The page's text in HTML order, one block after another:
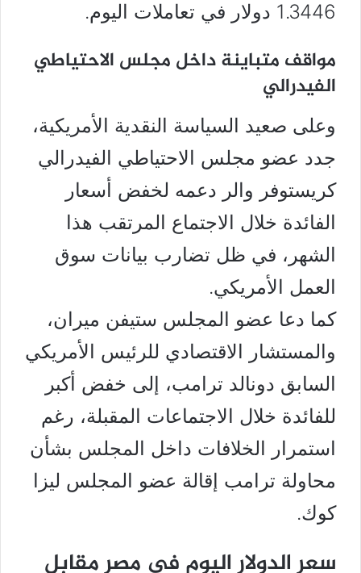
1.3446 دولار في تعاملات اليوم.
مواقف متباينة داخل مجلس الاحتياطي
الفيدرالي
وعلى صعيد السياسة النقدية الأمريكية،
جدد عضو مجلس الاحتياطي الفيدرالي
كريستوفر والر دعمه لخفض أسعار
الفائدة خلال الاجتماع المرتقب هذا
الشهر، في ظل تضارب بيانات سوق
العمل الأمريكي.
كما دعا عضو المجلس ستيفن ميران،
والمستشار الاقتصادي للرئيس الأمريكي
السابق دونالد ترامب، إلى خفض أكبر
للفائدة خلال الاجتماعات المقبلة، رغم
استمرار الخلافات داخل المجلس بشأن
محاولة ترامب إقالة عضو المجلس ليزا
كوك.
سعر الدولار اليوم في مصر مقابل